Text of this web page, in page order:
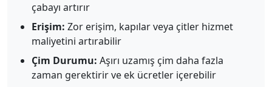
çabayı artırır
Erişim: Zor erişim, kapılar veya çitler hizmet
maliyetini artırabilir
Çim Durumu: Aşırı uzamış çim daha fazla
zaman gerektirir ve ek ücretler içerebilir